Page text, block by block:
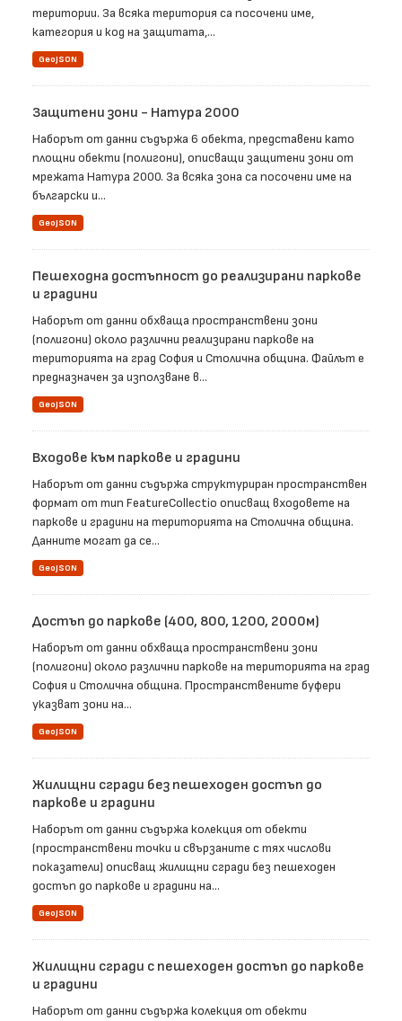
територии. За всяка територия са посочени име,
категория и код на защитата,...
GeoJSON
Защитени зони - Натура 2000
Наборът от данни съдържа 6 обекта, представени като
площни обекти (полигони), описващи защитени зони от
мрежата Натура 2000. За всяка зона са посочени име на
български и...
GeoJSON
Пешеходна достъпност до реализирани паркове
и градини
Наборът от данни обхваща пространствени зони
(полигони) около различни реализирани паркове на
територията на град София и Столична община. Файлът е
предназначен за използване в...
GeoJSON
Входове към паркове и градини
Наборът от данни съдържа структуриран пространствен
формат от тип FeatureCollectio описващ входовете на
паркове и градини на територията на Столична община.
Данните могат да се...
GeoJSON
Достъп до паркове (400, 800, 1200, 2000м)
Наборът от данни обхваща пространствени зони
(полигони) около различни паркове на територията на град
София и Столична община. Пространствените буфери
указват зони на...
GeoJSON
Жилищни сгради без пешеходен достъп до
паркове и градини
Наборът от данни съдържа колекция от обекти
(пространствени точки и свързаните с тях числови
показатели) описващ жилищни сгради без пешеходен
достъп до паркове и градини на...
GeoJSON
Жилищни сгради с пешеходен достъп до паркове
и градини
Наборът от данни съдържа колекция от обекти